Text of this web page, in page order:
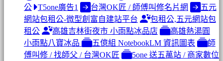
公
T5one廣告1 台灣OK匠 / 師傅叫修名片網
五元
網站包租公-微型創富自建站平台
包租公,五元網站包
租公
高雄吉林街夜市 小雨點冰品店
高雄熱湯圓
小雨點八寶冰品
五億組 NotebookLM 資訊圖表
師
傅叫修 / 找師父 / 台灣OK匠
5one 送五萬站 / 商家數位